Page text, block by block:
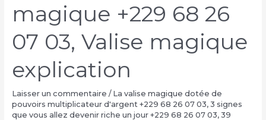
magique +229 68 26
07 03, Valise magique
explication
Laisser un commentaire / La valise magique dotée de
pouvoirs multiplicateur d'argent +229 68 26 07 03, 3 signes
que vous allez devenir riche un jour +229 68 26 07 03, 39